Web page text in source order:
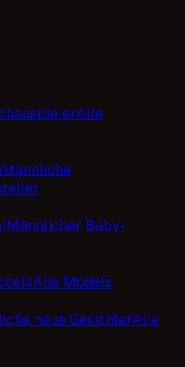
Alle
Männliche
Männlicher Baby-
Alle Models
neue GesichterAlle